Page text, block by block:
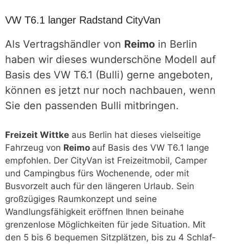
VW T6.1 langer Radstand CityVan
Als Vertragshändler von Reimo in Berlin
haben wir dieses wunderschöne Modell auf
Basis des VW T6.1 (Bulli) gerne angeboten,
können es jetzt nur noch nachbauen, wenn
Sie den passenden Bulli mitbringen.
Freizeit Wittke aus Berlin hat dieses vielseitige
Fahrzeug von Reimo auf Basis des VW T6.1 lange
empfohlen. Der CityVan ist Freizeitmobil, Camper
und Campingbus fürs Wochenende, oder mit
Busvorzelt auch für den längeren Urlaub. Sein
großzügiges Raumkonzept und seine
Wandlungsfähigkeit eröffnen Ihnen beinahe
grenzenlose Möglichkeiten für jede Situation. Mit
den 5 bis 6 bequemen Sitzplätzen, bis zu 4 Schlaf­